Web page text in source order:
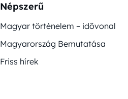
Népszerű
Magyar történelem – idővonal
Magyarország Bemutatása
Friss hírek